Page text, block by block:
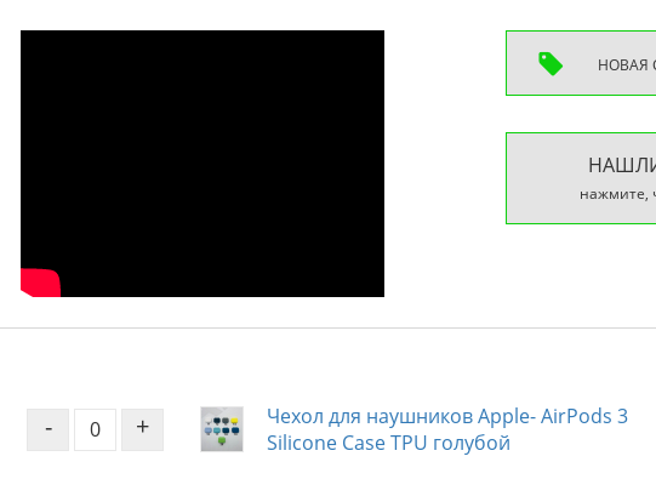
НОВАЯ
нажмите,
- +
Чехол для наушников Apple- AirPods 3
Silicone Case TPU голубой